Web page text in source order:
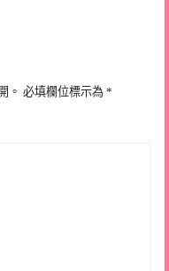
。 必填欄位標示為 *